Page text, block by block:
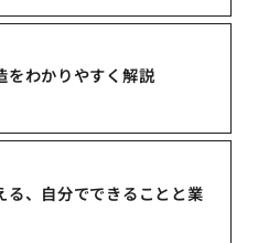
をわかりやすく解説
る、自分でできることと業